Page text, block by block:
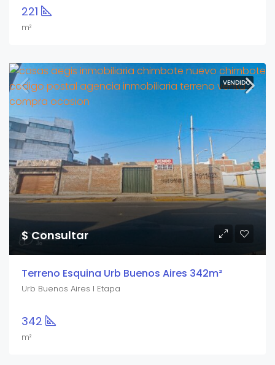
221
m²
VENDIDO
$ Consultar
Terreno Esquina Urb Buenos Aires 342m²
Urb Buenos Aires I Etapa
342
m²